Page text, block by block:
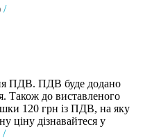
/
ПДВ. ПДВ буде додано
Також до виставленого
120 грн із ПДВ, на яку
ціну дізнавайтеся у
/